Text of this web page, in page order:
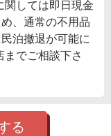
関しては即日現金
、通常の不用品
泊撤退が可能に
でご相談下さ
る